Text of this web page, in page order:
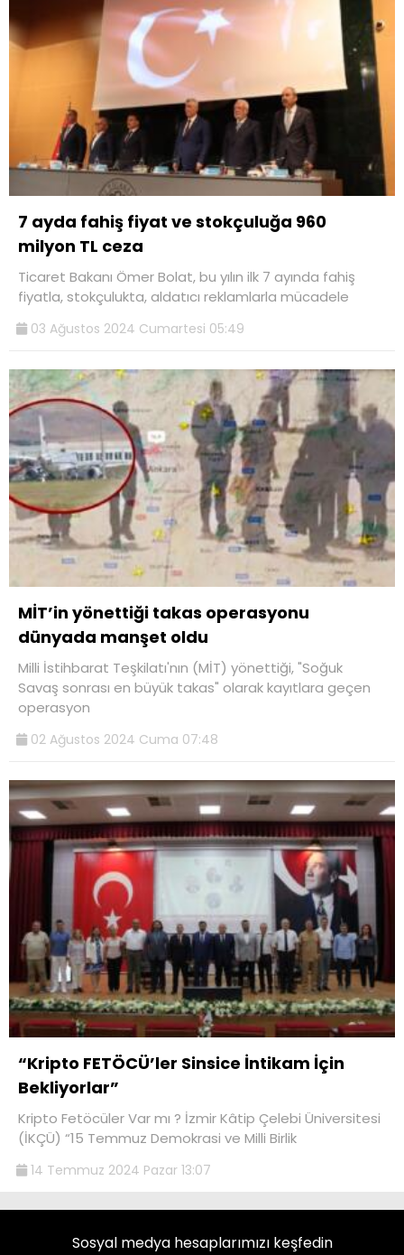
7 ayda fahiş fiyat ve stokçuluğa 960
milyon TL ceza
Ticaret Bakanı Ömer Bolat, bu yılın ilk 7 ayında fahiş
fiyatla, stokçulukta, aldatıcı reklamlarla mücadele
03 Ağustos 2024 Cumartesi 05:49
MİT’in yönettiği takas operasyonu
dünyada manşet oldu
Milli İstihbarat Teşkilatı'nın (MİT) yönettiği, "Soğuk
Savaş sonrası en büyük takas" olarak kayıtlara geçen
operasyon
02 Ağustos 2024 Cuma 07:48
“Kripto FETÖCÜ’ler Sinsice İntikam İçin
Bekliyorlar”
Kripto Fetöcüler Var mı ? İzmir Kâtip Çelebi Üniversitesi
(İKÇÜ) “15 Temmuz Demokrasi ve Milli Birlik
14 Temmuz 2024 Pazar 13:07
Sosyal medya hesaplarımızı keşfedin